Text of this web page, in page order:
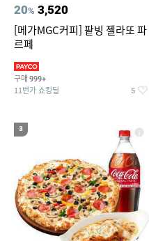
20% 3,520
[메가MGC커피] 팥빙 젤라또 파
르페
구매 999+
11번가 쇼킹딜 5
3